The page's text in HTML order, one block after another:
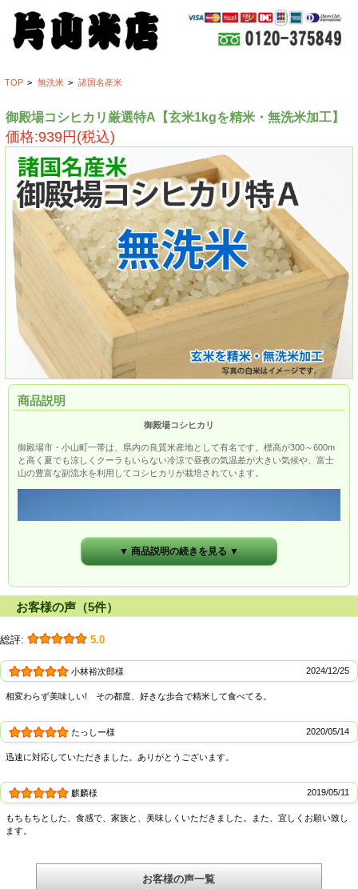
TOP > 無洗米 > 諸国名産米
御殿場コシヒカリ厳選特A【玄米1kgを精米・無洗米加工】
価格:939円(税込)
商品説明
御殿場コシヒカリ
御殿場市・小山町一帯は、県内の良質米産地として有名です。標高が300～600m
と高く夏でも涼しくクーラもいらない冷涼で昼夜の気温差が大きい気候や、富士
山の豊富な副流水を利用してコシヒカリが栽培されています。
▼ 商品説明の続きを見る ▼
お客様の声（5件）
総評: 5.0
小林裕次郎様 2024/12/25
相変わらず美味しい! その都度、好きな歩合で精米して食べてる。
たっしー様 2020/05/14
迅速に対応していただきました。ありがとうございます。
麒麟様 2019/05/11
もちもちとした、食感で、家族と、美味しくいただきました。また、宜しくお願い致し
ます。
お客様の声一覧